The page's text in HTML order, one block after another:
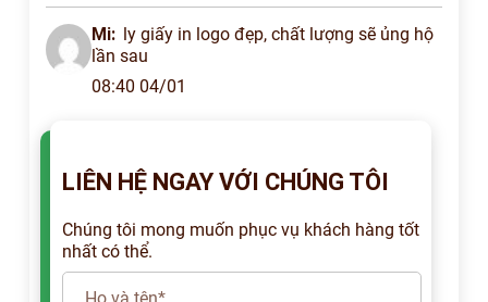
Mi:
ly giấy in logo đẹp, chất lượng sẽ ủng hộ
lần sau
08:40 04/01
LIÊN HỆ NGAY VỚI CHÚNG TÔI
Chúng tôi mong muốn phục vụ khách hàng tốt
nhất có thể.